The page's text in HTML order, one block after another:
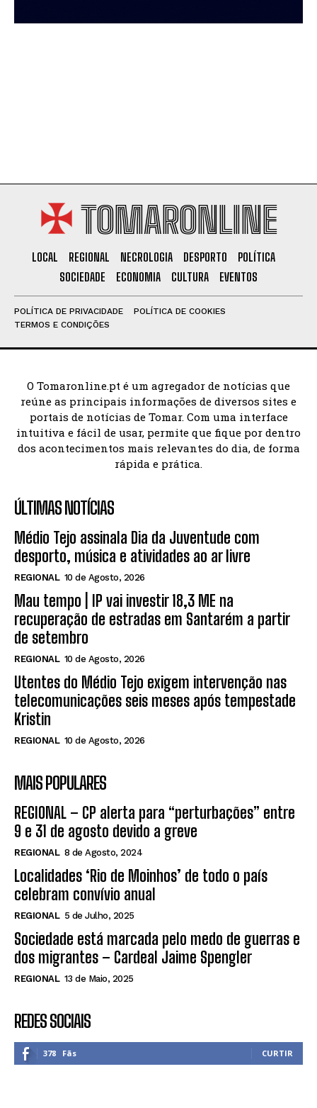
TOMARONLINE
LOCAL REGIONAL NECROLOGIA DESPORTO
POLÍTICA
SOCIEDADE
ECONOMIA CULTURA EVENTOS
POLÍTICA DE PRIVACIDADE
POLÍTICA DE COOKIES
TERMOS E CONDIÇÕES
O Tomaronline.pt é um agregador de notícias que
reúne as principais informações de diversos sites e
portais de notícias de Tomar. Com uma interface
intuitiva e fácil de usar, permite que fique por dentro
dos acontecimentos mais relevantes do dia, de forma
rápida e prática.
ÚLTIMAS NOTÍCIAS
Médio Tejo assinala Dia da Juventude com
desporto, música e atividades ao ar livre
REGIONAL 10 de Agosto, 2026
Mau tempo | IP vai investir 18,3 ME na
recuperação de estradas em Santarém a partir
de setembro
REGIONAL 10 de Agosto, 2026
Utentes do Médio Tejo exigem intervenção nas
telecomunicações seis meses após tempestade
Kristin
REGIONAL 10 de Agosto, 2026
MAIS POPULARES
REGIONAL – CP alerta para “perturbações” entre
9 e 31 de agosto devido a greve
REGIONAL 8 de Agosto, 2024
Localidades ‘Rio de Moinhos’ de todo o país
celebram convívio anual
REGIONAL 5 de Julho, 2025
Sociedade está marcada pelo medo de guerras e
dos migrantes – Cardeal Jaime Spengler
REGIONAL 13 de Maio, 2025
REDES SOCIAIS
378 Fãs CURTIR